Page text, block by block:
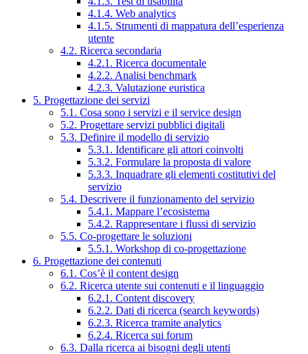
4.1.4. Web analytics
4.1.5. Strumenti di mappatura dell’esperienza
utente
4.2. Ricerca secondaria
4.2.1. Ricerca documentale
4.2.2. Analisi benchmark
4.2.3. Valutazione euristica
5. Progettazione dei servizi
5.1. Cosa sono i servizi e il service design
5.2. Progettare servizi pubblici digitali
5.3. Definire il modello di servizio
5.3.1. Identificare gli attori coinvolti
5.3.2. Formulare la proposta di valore
5.3.3. Inquadrare gli elementi costitutivi del
servizio
5.4. Descrivere il funzionamento del servizio
5.4.1. Mappare l’ecosistema
5.4.2. Rappresentare i flussi di servizio
5.5. Co-progettare le soluzioni
5.5.1. Workshop di co-progettazione
6. Progettazione dei contenuti
6.1. Cos’è il content design
6.2. Ricerca utente sui contenuti e il linguaggio
6.2.1. Content discovery
6.2.2. Dati di ricerca (search keywords)
6.2.3. Ricerca tramite analytics
6.2.4. Ricerca sui forum
6.3. Dalla ricerca ai bisogni degli utenti